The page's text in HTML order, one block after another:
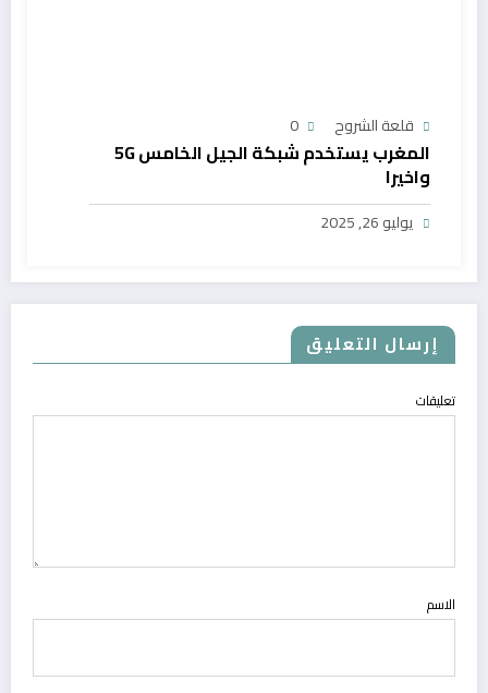
قلعة الشروح 0
المغرب يستخدم شبكة الجيل الخامس 5G
واخيرا
يوليو 26, 2025
إرسال التعليق
تعليقات
الاسم